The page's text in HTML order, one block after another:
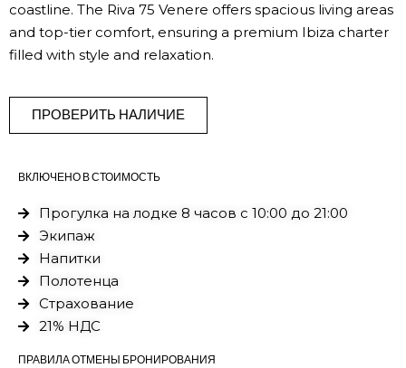
coastline. The Riva 75 Venere offers spacious living areas
and top-tier comfort, ensuring a premium Ibiza charter
filled with style and relaxation.
ПРОВЕРИТЬ НАЛИЧИЕ
ВКЛЮЧЕНО В СТОИМОСТЬ
Прогулка на лодке 8 часов с 10:00 до 21:00
Экипаж
Напитки
Полотенца
Страхование
21% НДС
ПРАВИЛА ОТМЕНЫ БРОНИРОВАНИЯ